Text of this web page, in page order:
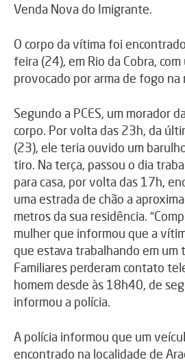
Venda Nova do Imigrante.
O corpo da vítima foi
feira (24), em Rio da Cobra,
provocado por arma de fogo na
Segundo a PCES, um morador
corpo. Por volta das 23h, da
(23), ele teria ouvido um
tiro. Na terça, passou o dia
para casa, por volta das 17h,
uma estrada de chão a
metros da sua residência.
mulher que informou que a
que estava trabalhando em um
Familiares perderam contato
homem desde às 18h40, de
informou a polícia.
A polícia informou que um
encontrado na localidade de